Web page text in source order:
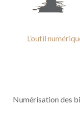
L’outil
Numérisation des